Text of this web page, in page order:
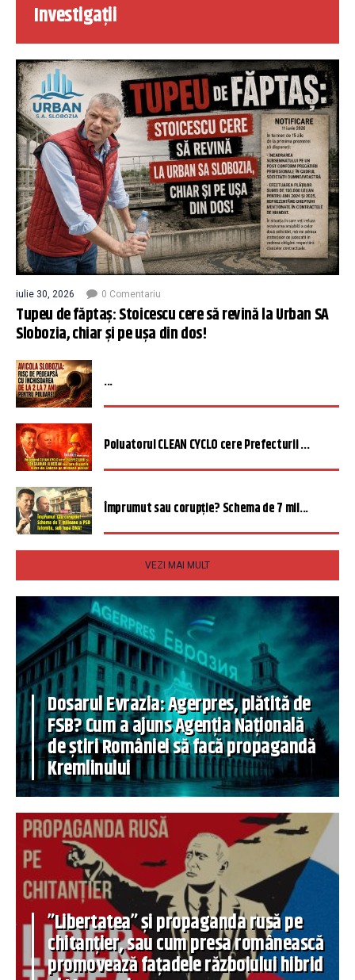
Investigații
iulie 30, 2026 0 Comentariu
Tupeu de făptaș: Stoicescu cere să revină la Urban SA
Slobozia, chiar și pe ușa din dos!
...
Poluatorul CLEAN CYCLO cere Prefecturii ...
Împrumut sau corupție? Schema de 7 mil...
VEZI MAI MULT
Dosarul Evrazia: Agerpres, plătită de
FSB? Cum a ajuns Agenția Națională
de știri României să facă propagandă
Kremlinului
”Libertatea” și propaganda rusă pe
chitanțier, sau cum presa românească
promovează fațadele războiului hibrid